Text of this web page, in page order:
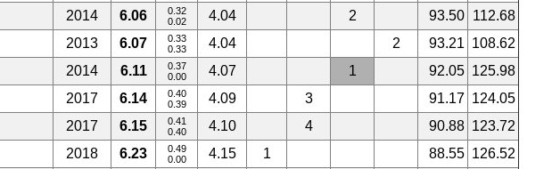
2014 6.06
0.32
0.02
4.04 2 93.50 112.68
2013 6.07
0.33
0.33
4.04 2 93.21 108.62
2014 6.11
0.37
0.00
4.07 1 92.05 125.98
2017 6.14
0.40
0.39
4.09 3 91.17 124.05
2017 6.15
0.41
0.40
4.10 4 90.88 123.72
2018 6.23
0.49
0.00
4.15 1 88.55 126.52